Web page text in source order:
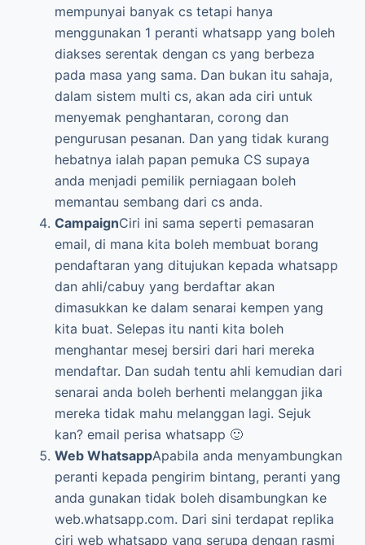
mempunyai banyak cs tetapi hanya
menggunakan 1 peranti whatsapp yang boleh
diakses serentak dengan cs yang berbeza
pada masa yang sama. Dan bukan itu sahaja,
dalam sistem multi cs, akan ada ciri untuk
menyemak penghantaran, corong dan
pengurusan pesanan. Dan yang tidak kurang
hebatnya ialah papan pemuka CS supaya
anda menjadi pemilik perniagaan boleh
memantau sembang dari cs anda.
CampaignCiri ini sama seperti pemasaran
email, di mana kita boleh membuat borang
pendaftaran yang ditujukan kepada whatsapp
dan ahli/cabuy yang berdaftar akan
dimasukkan ke dalam senarai kempen yang
kita buat. Selepas itu nanti kita boleh
menghantar mesej bersiri dari hari mereka
mendaftar. Dan sudah tentu ahli kemudian dari
senarai anda boleh berhenti melanggan jika
mereka tidak mahu melanggan lagi. Sejuk
kan? email perisa whatsapp 🙂
Web WhatsappApabila anda menyambungkan
peranti kepada pengirim bintang, peranti yang
anda gunakan tidak boleh disambungkan ke
web.whatsapp.com. Dari sini terdapat replika
ciri web whatsapp yang serupa dengan rasmi